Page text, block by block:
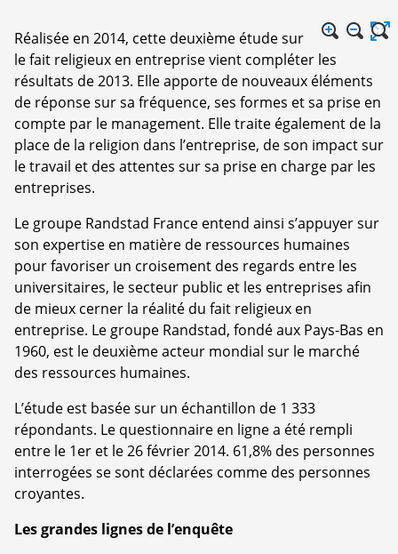
Réalisée en 2014, cette deuxième étude sur
le fait religieux en entreprise vient compléter les
résultats de 2013. Elle apporte de nouveaux éléments
de réponse sur sa fréquence, ses formes et sa prise en
compte par le management. Elle traite également de la
place de la religion dans l’entreprise, de son impact sur
le travail et des attentes sur sa prise en charge par les
entreprises.
Le groupe Randstad France entend ainsi s’appuyer sur
son expertise en matière de ressources humaines
pour favoriser un croisement des regards entre les
universitaires, le secteur public et les entreprises afin
de mieux cerner la réalité du fait religieux en
entreprise. Le groupe Randstad, fondé aux Pays-Bas en
1960, est le deuxième acteur mondial sur le marché
des ressources humaines.
L’étude est basée sur un échantillon de 1 333
répondants. Le questionnaire en ligne a été rempli
entre le 1er et le 26 février 2014. 61,8% des personnes
interrogées se sont déclarées comme des personnes
croyantes.
Les grandes lignes de l’enquête